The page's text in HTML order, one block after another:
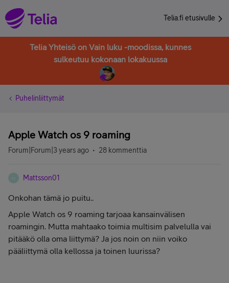
Telia.fi etusivulle
Telia Yhteisö on Vain luku -moodissa, kunnes
sulkeutuu kokonaan lokakuussa
Puhelinliittymät
Apple Watch os 9 roaming
Forum|Forum|3 years ago 28 kommenttia
M Mattsson01
Onkohan tämä jo puitu..
Apple Watch os 9 roaming tarjoaa kansainvälisen
roamingin. Mutta mahtaako toimia multisim palvelulla vai
pitääkö olla oma liittymä? Ja jos noin on niin voiko
pääliittymä olla kellossa ja toinen luurissa?